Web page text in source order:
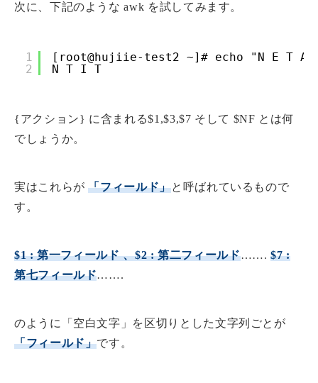
次に、下記のような awk を試してみます。
1
2
[root@hujiie-test2 ~]# echo "N E T
N T I T
{アクション} に含まれる$1,$3,$7 そして $NF とは何
でしょうか。
実はこれらが「フィールド」と呼ばれているもので
す。
$1 : 第一フィールド 、$2 : 第二フィールド…….$7 :
第七フィールド…….
のように「空白文字」を区切りとした文字列ごとが
「フィールド」です。